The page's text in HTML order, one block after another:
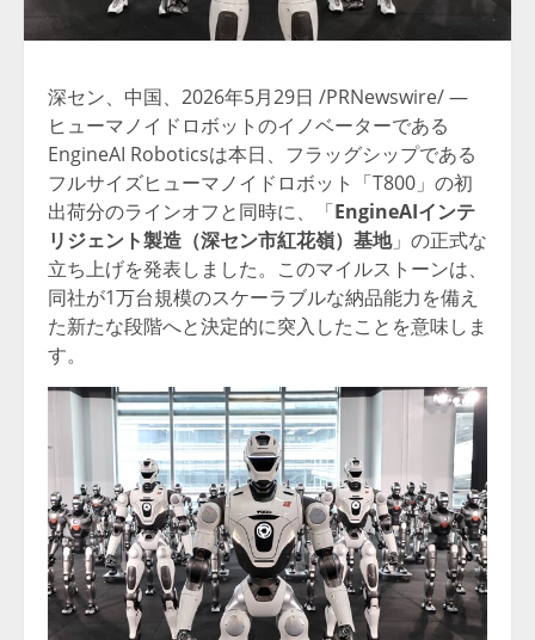
深セン、中国、2026年5月29日 /PRNewswire/ —
ヒューマノイドロボットのイノベーターである
EngineAI Roboticsは本日、フラッグシップである
フルサイズヒューマノイドロボット「T800」の初
出荷分のラインオフと同時に、「EngineAIインテ
リジェント製造（深セン市紅花嶺）基地」の正式な
立ち上げを発表しました。このマイルストーンは、
同社が1万台規模のスケーラブルな納品能力を備え
た新たな段階へと決定的に突入したことを意味しま
す。